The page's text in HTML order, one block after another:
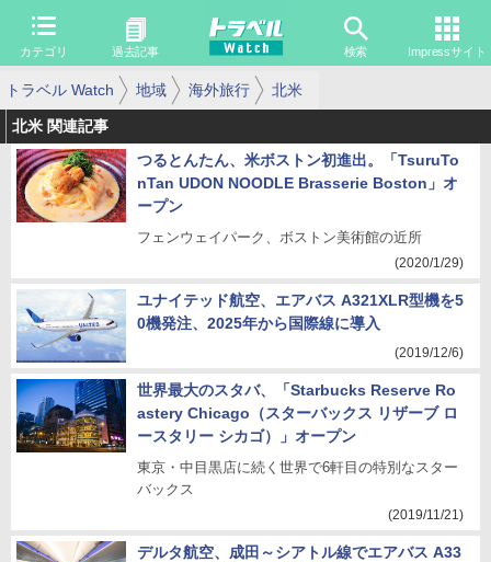
カテゴリ 過去記事 検索 Impressサイト
トラベル Watch 地域 海外旅行 北米
北米 関連記事
つるとんたん、米ボストン初進出。「TsuruTo
nTan UDON NOODLE Brasserie Boston」オ
ープン
フェンウェイパーク、ボストン美術館の近所
(2020/1/29)
ユナイテッド航空、エアバス A321XLR型機を5
0機発注、2025年から国際線に導入
(2019/12/6)
世界最大のスタバ、「Starbucks Reserve Ro
astery Chicago（スターバックス リザーブ ロ
ースタリー シカゴ）」オープン
東京・中目黒店に続く世界で6軒目の特別なスター
バックス
(2019/11/21)
デルタ航空、成田～シアトル線でエアバス A33